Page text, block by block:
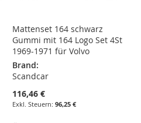
Mattenset 164 schwarz
Gummi mit 164 Logo Set 4St
1969-1971 für Volvo
Brand:
Scandcar
116,46 €
96,25 €